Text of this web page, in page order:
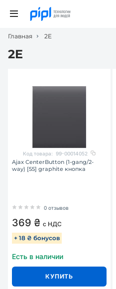
Главная 2E
2E
Код товара: 99-00014052
Ajax CenterButton (1-gang/2-
way) [55] graphite кнопка
0 отзывов
369 ₴ с НДС
+ 18 ₴ бонусов
Есть в наличии
КУПИТЬ